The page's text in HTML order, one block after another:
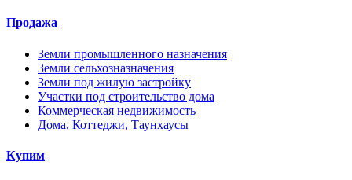
Продажа
Земли промышленного назначения
Земли сельхозназначения
Земли под жилую застройку
Участки под строительство дома
Коммерческая недвижимость
Дома, Коттеджи, Таунхаусы
Купим